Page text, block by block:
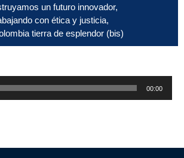
un futuro innovador,
con ética y justicia,
tierra de esplendor (bis)
00:00